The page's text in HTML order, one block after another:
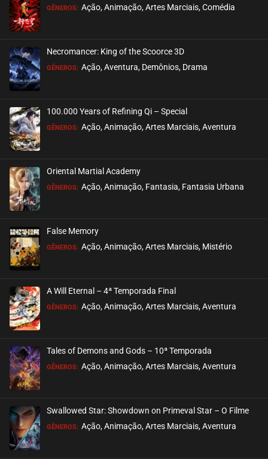
ASSISTIDO
GÊNEROS: Ação, Animação, Artes Marciais, Comédia
Necromancer: King of the Scoorce 3D
GÊNEROS: Ação, Aventura, Demônios, Drama
100.000 Years of Refining Qi – Special
GÊNEROS: Ação, Animação, Artes Marciais, Aventura
Oriental Martial Academy
GÊNEROS: Ação, Animação, Fantasia, Fantasia Urbana
False Memory
GÊNEROS: Ação, Animação, Artes Marciais, Mistério
A Will Eternal – 4ª Temporada Final
GÊNEROS: Ação, Animação, Artes Marciais, Aventura
Tales of Demons and Gods – 10ª Temporada
GÊNEROS: Ação, Animação, Artes Marciais, Aventura
Swallowed Star: Showdown on Primeval Star – O Filme
GÊNEROS: Ação, Animação, Artes Marciais, Aventura